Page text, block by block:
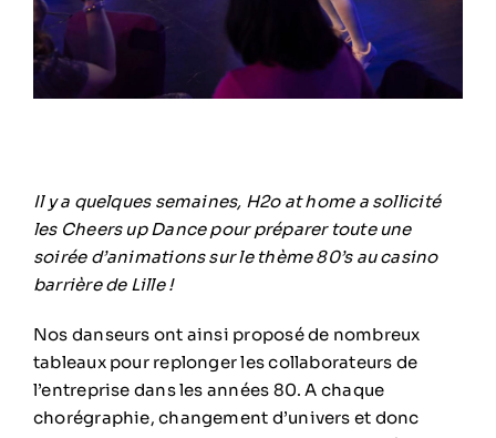
Il y a quelques semaines, H2o at home a sollicité
les Cheers up Dance pour préparer toute une
soirée d’animations sur le thème 80’s au casino
barrière de Lille !
Nos danseurs ont ainsi proposé de nombreux
tableaux pour replonger les collaborateurs de
l’entreprise dans les années 80. A chaque
chorégraphie, changement d’univers et donc